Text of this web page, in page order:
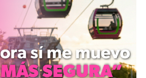
que ahora Washington y Seúl
represalias con severidad a
Corea del Norte”.
los militares de Corea del Sur van a
más activo en la toma de las